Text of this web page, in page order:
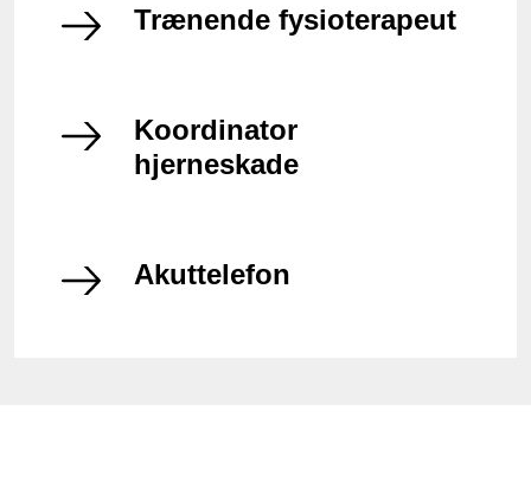
Trænende fysioterapeut
Koordinator
hjerneskade
Akuttelefon